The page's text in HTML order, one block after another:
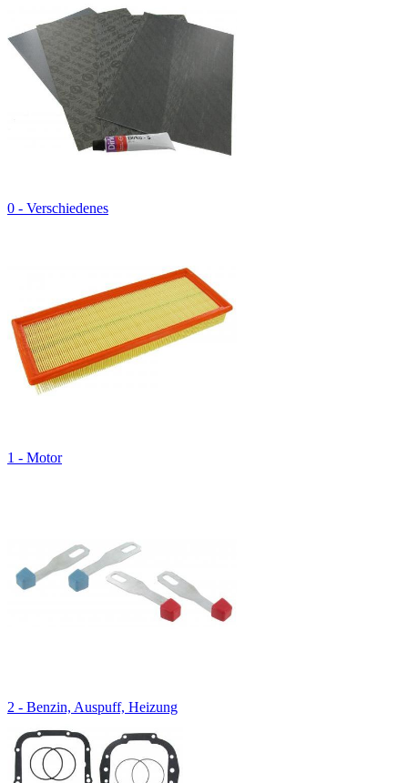
0 - Verschiedenes
1 - Motor
2 - Benzin, Auspuff, Heizung